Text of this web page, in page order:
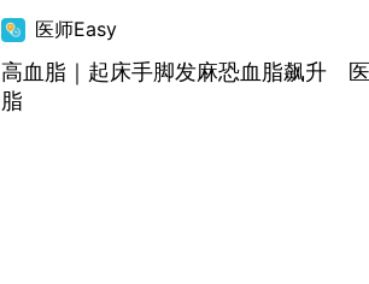
医师Easy
高血脂｜起床手脚发麻恐血脂飙升
脂